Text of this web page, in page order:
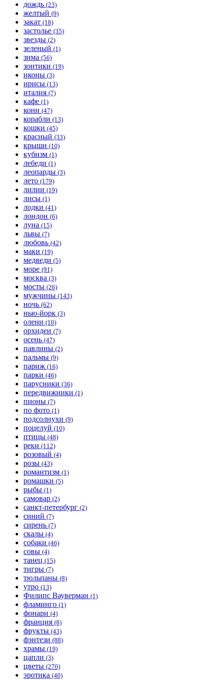
дождь (23)
желтый (9)
закат (18)
застолье (35)
звезды (2)
зеленый (1)
зима (56)
зонтики (19)
иконы (3)
ирисы (13)
италия (7)
кафе (1)
кони (47)
корабли (13)
кошки (45)
красный (33)
крыши (10)
кубизм (1)
лебеди (1)
леопарды (3)
лето (179)
лилии (19)
лисы (1)
лодки (41)
лондон (6)
луна (15)
львы (7)
любовь (42)
маки (19)
медведи (5)
море (91)
москва (3)
мосты (26)
мужчины (143)
ночь (62)
нью-йорк (3)
олени (10)
орхидеи (7)
осень (47)
павлины (2)
пальмы (9)
париж (16)
парки (46)
парусники (36)
передвижники (1)
пионы (7)
по фото (1)
подсолнухи (9)
поцелуй (10)
птицы (48)
реки (112)
розовый (4)
розы (43)
романтизм (1)
ромашки (5)
рыбы (1)
самовар (2)
санкт-петербург (2)
синий (7)
сирень (7)
скалы (4)
собаки (46)
совы (4)
танец (15)
тигры (7)
тюльпаны (8)
утро (13)
Филипс Вауверман (1)
фламинго (1)
фонари (4)
франция (8)
фрукты (43)
фэнтези (88)
храмы (19)
цапли (3)
цветы (270)
эротика (40)